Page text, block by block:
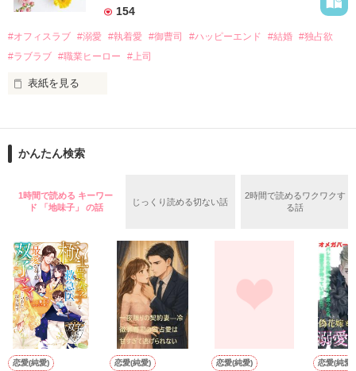
夏木美桜(なつきみお)
鳴海哲平 (なるみてっぺい)
2026.6.5～2026.7.25
＊以前、公開していた話の改稿版です＊
作品を読む
なぜか恭司から飼い猫の世話係を命じられた美桜は、猫の世
の関係となってしまい――？
154
#オフィスラブ #溺愛 #執着愛 #御曹司 #ハッピーエンド #結婚 #独占欲
#ラブラブ #職業ヒーロー #上司
表紙を見る
ションの企画戦略室で働いている。
めた、同期で恋人の石垣守（26）がいるのだが、後輩の姫原由
いた。
守と由羅から『便利屋雛子』と馬鹿にされ、一人こっそり泣い
た上、同居まで提案してきて──？
鷹哉『宜しくな、俺の雛子』🦅
雛子『俺の……ひぃ、雛子？！！！』🐥
シゴデキで冷徹な上司が見せる素顔は、なぜか想像以上に甘く
て……🐥💓🦅
かんたん検索
1時間で読める キーワー
ド 「地味子」 の話
じっくり読める切ない話
2時間で読めるワクワクす
る話
恋愛(純愛) 恋愛(純愛) 恋愛(純愛) 恋愛(純愛)